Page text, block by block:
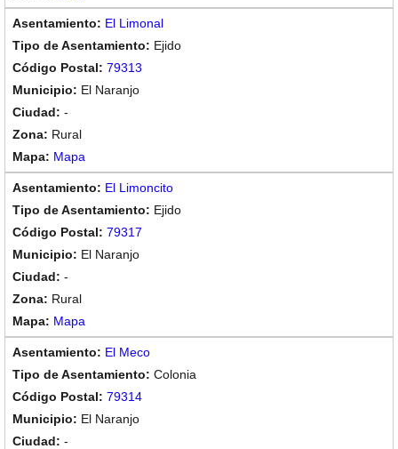
El Limonal
Ejido
79313
El Naranjo
-
Rural
Mapa
El Limoncito
Ejido
79317
El Naranjo
-
Rural
Mapa
El Meco
Colonia
79314
El Naranjo
-